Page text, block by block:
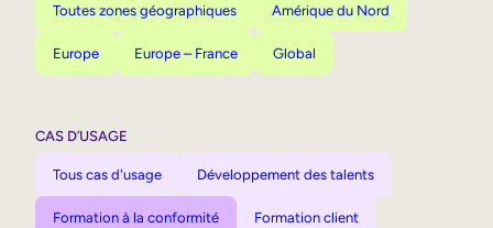
Toutes zones géographiques Amérique du Nord
Europe Europe – France Global
CAS D’USAGE
Tous cas d'usage Développement des talents
Formation à la conformité Formation client